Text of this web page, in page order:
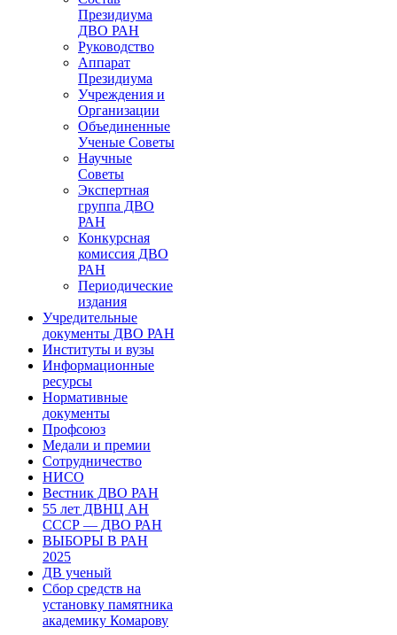
Президиума
ДВО РАН
Руководство
Аппарат
Президиума
Учреждения и
Организации
Объединенные
Ученые Советы
Научные
Советы
Экспертная
группа ДВО
РАН
Конкурсная
комиссия ДВО
РАН
Периодические
издания
Учредительные
документы ДВО РАН
Институты и вузы
Информационные
ресурсы
Нормативные
документы
Профсоюз
Медали и премии
Сотрудничество
НИСО
Вестник ДВО РАН
55 лет ДВНЦ АН
СССР — ДВО РАН
ВЫБОРЫ В РАН
2025
ДВ ученый
Сбор средств на
установку памятника
академику Комарову